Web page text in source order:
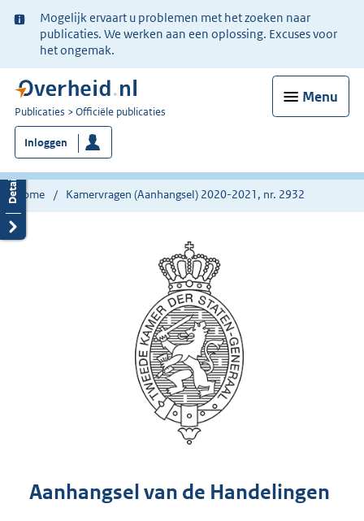
Ter
informatie:
Mogelijk ervaart u problemen met het zoeken naar
publicaties. We werken aan een oplossing. Excuses voor
het ongemak.
Menu
U
bent
nu
hier:
Publicaties Officiële publicaties
Inloggen
Home Kamervragen (Aanhangsel) 2020-2021, nr. 2932
Aanhangsel van de Handelingen